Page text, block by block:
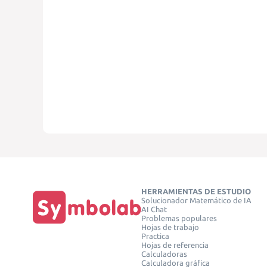
HERRAMIENTAS DE ESTUDIO
Solucionador Matemático de IA
AI Chat
Problemas populares
Hojas de trabajo
Practica
Hojas de referencia
Calculadoras
Calculadora gráfica